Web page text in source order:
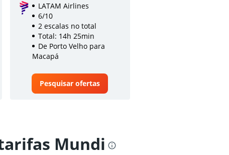
LATAM Airlines
6/10
2 escalas no total
Total: 14h 25min
De Porto Velho para
Macapá
Pesquisar ofertas
Mundi